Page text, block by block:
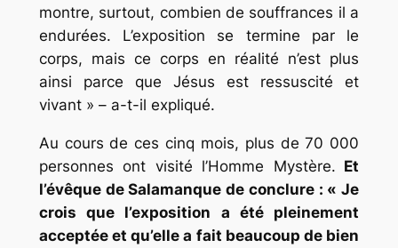
montre, surtout, combien de souffrances il a
endurées. L’exposition se termine par le
corps, mais ce corps en réalité n’est plus
ainsi parce que Jésus est ressuscité et
vivant » – a-t-il expliqué.
Au cours de ces cinq mois, plus de 70 000
personnes ont visité l’Homme Mystère. Et
l’évêque de Salamanque de conclure : « Je
crois que l’exposition a été pleinement
acceptée et qu’elle a fait beaucoup de bien